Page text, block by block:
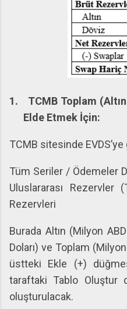
1.
TCMB Toplam
Elde Etmek İçin:
TCMB sitesinde
Tüm Seriler / Ödemeler
Uluslararası Rezervler
Rezervleri
Burada Altın (Milyon
Doları) ve Toplam
üstteki Ekle (+)
taraftaki Tablo Oluştur
oluşturulacak.